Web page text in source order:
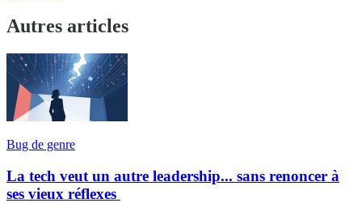
Autres articles
Bug de genre
La tech veut un autre leadership... sans renoncer à
ses vieux réflexes